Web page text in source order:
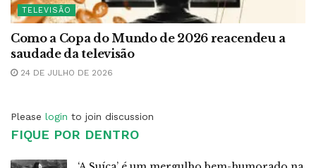
TELEVISÃO
Como a Copa do Mundo de 2026 reacendeu a
saudade da televisão
24 DE JULHO DE 2026
Please login to join discussion
FIQUE POR DENTRO